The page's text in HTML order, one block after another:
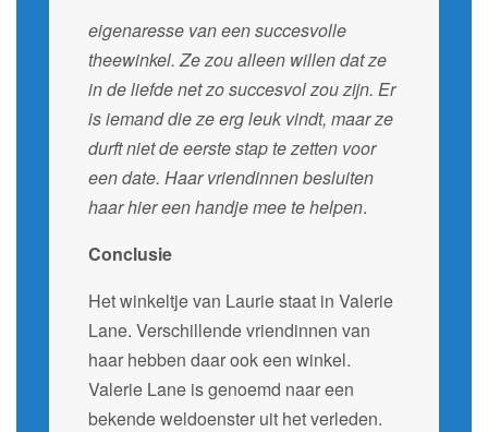
eigenaresse van een succesvolle
theewinkel. Ze zou alleen willen dat ze
in de liefde net zo succesvol zou zijn. Er
is iemand die ze erg leuk vindt, maar ze
durft niet de eerste stap te zetten voor
een date. Haar vriendinnen besluiten
haar hier een handje mee te helpen.
Conclusie
Het winkeltje van Laurie staat in Valerie
Lane. Verschillende vriendinnen van
haar hebben daar ook een winkel.
Valerie Lane is genoemd naar een
bekende weldoenster uit het verleden.